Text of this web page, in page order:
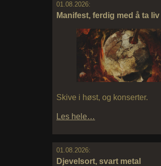
01.08.2026:
Manifest, ferdig med å ta liv
Skive i høst, og konserter.
Les hele…
01.08.2026:
Djevelsort, svart metal